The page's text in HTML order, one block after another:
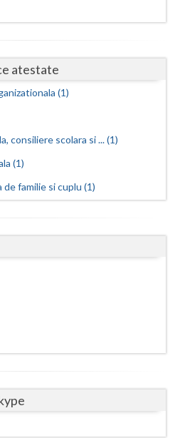
atestate
(1)
consiliere scolara si ... (1)
(1)
familie si cuplu (1)